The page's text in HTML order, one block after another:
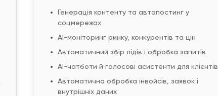
Генерація контенту та автопостинг у
соцмережах
AI-моніторинг ринку, конкурентів та цін
Автоматичний збір лідів і обробка запитів
AI-чатботи й голосові асистенти для клієнтів
Автоматична обробка інвойсів, заявок і
внутрішніх даних